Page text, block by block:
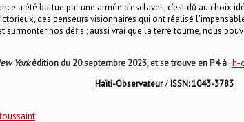
a été battue par une armée d’esclaves, c’est dû au
des penseurs visionnaires qui ont réalisé
nos défis ; aussi vrai que la terre tourne, nous
Yorkédition du 20 septembre 2023, et se trouve en P.4 à :h-
Haïti-Observateur/ ISSN: 1043-3783
toussaint